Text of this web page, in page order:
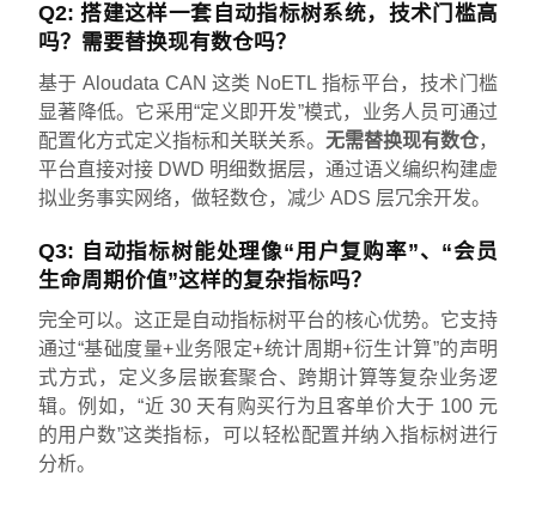
Q2: 搭建这样一套自动指标树系统，技术门槛高
吗？需要替换现有数仓吗？
基于 Aloudata CAN 这类 NoETL 指标平台，技术门槛
显著降低。它采用“定义即开发”模式，业务人员可通过
配置化方式定义指标和关联关系。 无需替换现有数仓，
平台直接对接 DWD 明细数据层，通过语义编织构建虚
拟业务事实网络，做轻数仓，减少 ADS 层冗余开发。
Q3: 自动指标树能处理像“用户复购率”、“会员
生命周期价值”这样的复杂指标吗？
完全可以。这正是自动指标树平台的核心优势。它支持
通过“基础度量+业务限定+统计周期+衍生计算”的声明
式方式，定义多层嵌套聚合、跨期计算等复杂业务逻
辑。例如，“近 30 天有购买行为且客单价大于 100 元
的用户数”这类指标，可以轻松配置并纳入指标树进行
分析。